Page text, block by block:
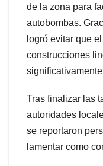
de la zona para
autobombas.
logró evitar que
construcciones
Tras finalizar las
autoridades
se reportaron
lamentar como